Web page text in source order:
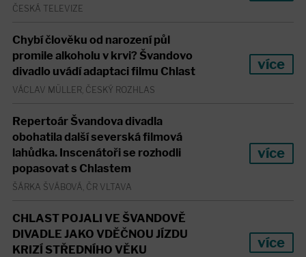
ČESKÁ TELEVIZE
Chybí člověku od narození půl
promile alkoholu v krvi? Švandovo
divadlo uvádí adaptaci filmu Chlast
VÁCLAV MÜLLER, ČESKÝ ROZHLAS
více
Repertoár Švandova divadla
obohatila další severská filmová
lahůdka. Inscenátoři se rozhodli
popasovat s Chlastem
ŠÁRKA ŠVÁBOVÁ, ČR VLTAVA
více
CHLAST POJALI VE ŠVANDOVĚ
DIVADLE JAKO VDĚČNOU JÍZDU
KRIZÍ STŘEDNÍHO VĚKU
více